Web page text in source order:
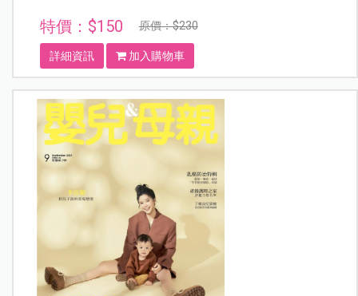
特價：$150 原價：$230
詳細資訊 加入購物車